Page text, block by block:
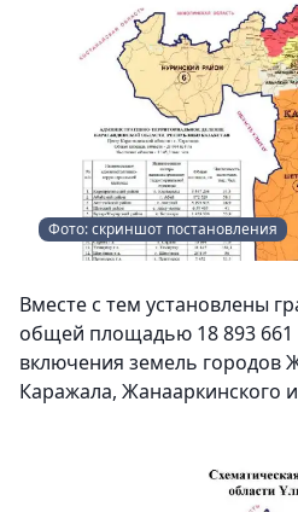
Фото: скриншот постановления
Вместе с тем установлены
общей площадью 18 893 661
включения земель городов
Каражала, Жанааркинского